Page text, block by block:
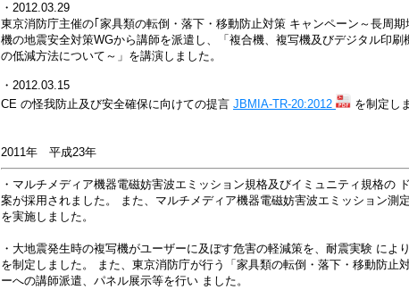
・2012.03.29
東京消防庁主催の｢家具類の転倒・落下・移動防止対策 キャンペーン～長周
機の地震安全対策WGから講師を派遣し、「複合機、複写機及びデジタル印
の低減方法について～」を講演しました。
・2012.03.15
CE の怪我防止及び安全確保に向けての提言 JBMIA-TR-20:2012 を制定し
2011年 平成23年
・マルチメディア機器電磁妨害波エミッション規格及びイミュニティ規格の
案が採用されました。 また、マルチメディア機器電磁妨害波エミッション測
を実施しました。
・大地震発生時の複写機がユーザーに及ぼす危害の軽減策を、耐震実験 によ
を制定しました。 また、東京消防庁が行う「家具類の転倒・落下・移動防止
ーへの講師派遣、パネル展示等を行い ました。